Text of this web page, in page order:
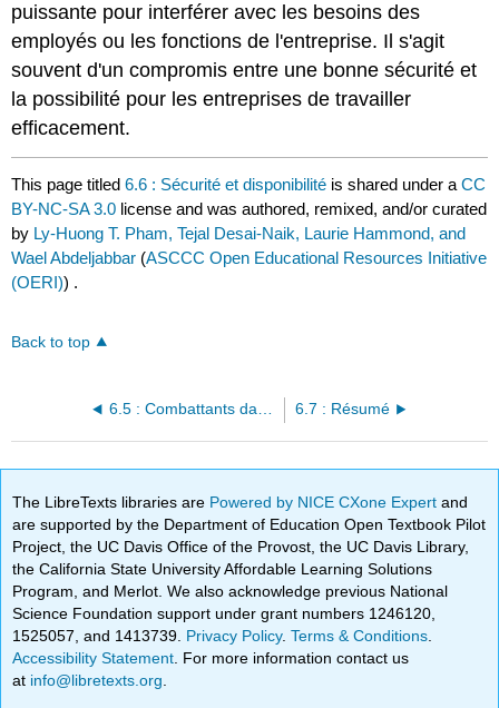
puissante pour interférer avec les besoins des
employés ou les fonctions de l'entreprise. Il s'agit
souvent d'un compromis entre une bonne sécurité et
la possibilité pour les entreprises de travailler
efficacement.
This page titled6.6 : Sécurité et disponibilité is shared under aCC
BY-NC-SA 3.0 license and was authored, remixed, and/or curated
by Ly-Huong T. Pham, Tejal Desai-Naik, Laurie Hammond, and
Wael Abdeljabbar (ASCCC Open Educational Resources Initiative
(OERI)) .
Back to top
6.7 : Résumé
The LibreTexts libraries are Powered by NICE CXone Expertand
are supported by the Department of Education Open Textbook Pilot
Project, the UC Davis Office of the Provost, the UC Davis Library,
the California State University Affordable Learning Solutions
Program, and Merlot. We also acknowledge previous National
Science Foundation support under grant numbers 1246120,
1525057, and 1413739. Privacy Policy.Terms & Conditions
Accessibility Statement . For more information contact us
at info@libretexts.org